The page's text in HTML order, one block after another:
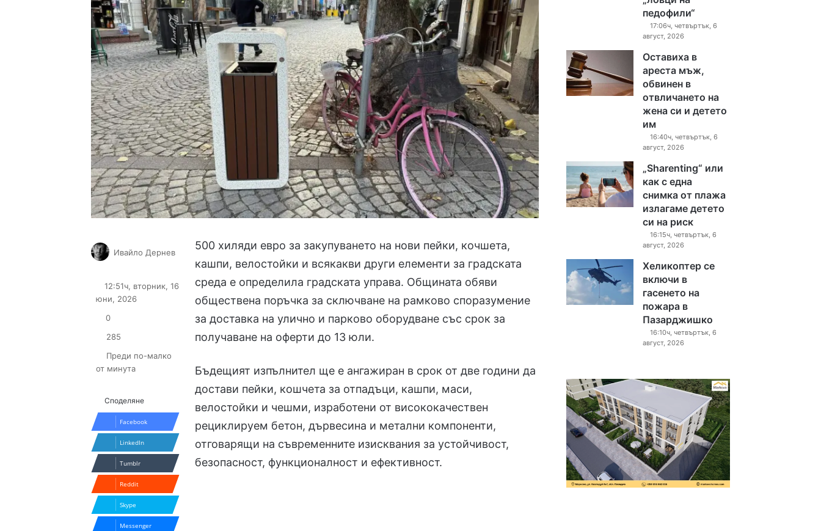
500 хиляди евро за закупуването на нови пейки, кочшета,
кашпи, велостойки и всякакви други елементи за градската
среда е определила градската управа. Общината обяви
обществена поръчка за сключване на рамково споразумение
за доставка на улично и парково оборудване със срок за
получаване на оферти до 13 юли.
Бъдещият изпълнител ще е ангажиран в срок от две години да
достави пейки, кошчета за отпадъци, кашпи, маси,
велостойки и чешми, изработени от висококачествен
рециклируем бетон, дървесина и метални компоненти,
отговарящи на съвременните изисквания за устойчивост,
безопасност, функционалност и ефективност.
Ивайло Дернев
email
12:51ч, вторник, 16
юни, 2026
0
285
Преди по-малко
от минута
Споделяне
Facebook
LinkedIn
Tumblr
Reddit
Skype
Messenger
педофили“
17:06ч, четвъртък, 6
август, 2026
Оставиха в
ареста мъж,
обвинен в
отвличането на
жена си и детето
им
16:40ч, четвъртък, 6
август, 2026
„Sharenting“ или
как с една
снимка от плажа
излагаме детето
си на риск
16:15ч, четвъртък, 6
август, 2026
Хеликоптер се
включи в
гасенето на
пожара в
Пазарджишко
16:10ч, четвъртък, 6
август, 2026